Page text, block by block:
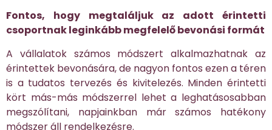
Fontos, hogy megtaláljuk az adott érintetti
csoportnak leginkább megfelelő bevonási formát
A vállalatok számos módszert alkalmazhatnak az
érintettek bevonására, de nagyon fontos ezen a téren
is a tudatos tervezés és kivitelezés. Minden érintetti
kört más-más módszerrel lehet a leghatásosabban
megszólítani, napjainkban már számos hatékony
módszer áll rendelkezésre.